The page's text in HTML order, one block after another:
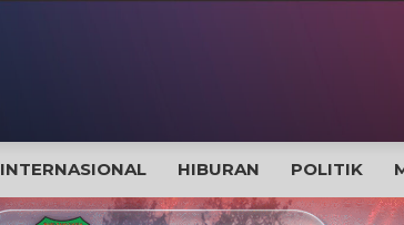
INTERNASIONAL HIBURAN POLITIK